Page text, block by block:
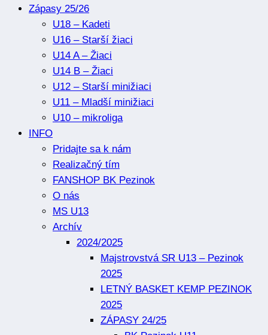
Zápasy 25/26
U18 – Kadeti
U16 – Starší žiaci
U14 A – Žiaci
U14 B – Žiaci
U12 – Starší minižiaci
U11 – Mladší minižiaci
U10 – mikroliga
INFO
Pridajte sa k nám
Realizačný tím
FANSHOP BK Pezinok
O nás
MS U13
Archív
2024/2025
Majstrovstvá SR U13 – Pezinok
2025
LETNÝ BASKET KEMP PEZINOK
2025
ZÁPASY 24/25